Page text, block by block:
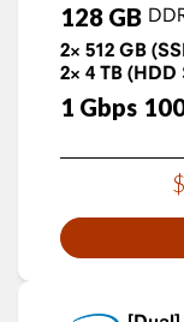
128 GB
2× 512 GB
2× 4 TB (HDD
1 Gbps
$